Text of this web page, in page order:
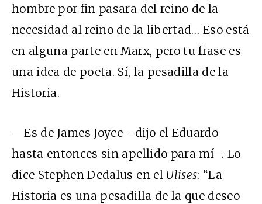
hombre por fin pasara del reino de la
necesidad al reino de la libertad… Eso está
en alguna parte en Marx, pero tu frase es
una idea de poeta. Sí, la pesadilla de la
Historia.
—Es de James Joyce –dijo el Eduardo
hasta entonces sin apellido para mí–. Lo
dice Stephen Dedalus en el Ulises: “La
Historia es una pesadilla de la que deseo